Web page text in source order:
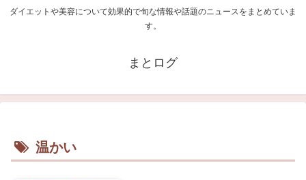
ダイエットや美容について効果的で旬な情報や話題のニュースをまとめていま
す。
まとログ
温かい